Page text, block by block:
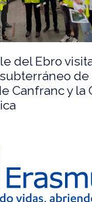
del Ebro
de
Canfranc y la